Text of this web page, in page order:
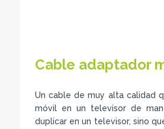
Cable adaptador
Un cable de muy alta calidad
móvil en un televisor de
duplicar en un televisor, sino